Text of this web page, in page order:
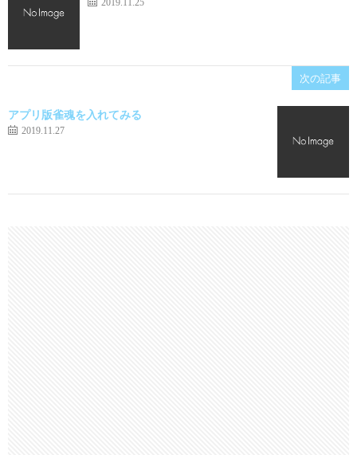
次の記事
アプリ版雀魂を入れてみる
2019.11.27